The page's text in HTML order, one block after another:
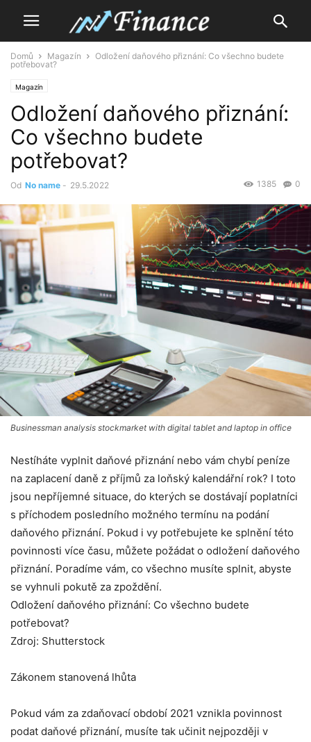
Domů Magazín
Odložení daňového přiznání: Co všechno budete
potřebovat?
Magazín
Odložení daňového přiznání:
Co všechno budete
potřebovat?
Od No name - 29.5.2022 0
1385
Businessman analysis stockmarket with digital tablet and laptop in office
Nestíháte vyplnit daňové přiznání nebo vám chybí peníze
na zaplacení daně z příjmů za loňský kalendářní rok? I toto
jsou nepříjemné situace, do kterých se dostávají poplatníci
s příchodem posledního možného termínu na podání
daňového přiznání. Pokud i vy potřebujete ke splnění této
povinnosti více času, můžete požádat o odložení daňového
přiznání. Poradíme vám, co všechno musíte splnit, abyste
se vyhnuli pokutě za zpoždění.
Odložení daňového přiznání: Co všechno budete
potřebovat?
Zdroj: Shutterstock
Zákonem stanovená lhůta
Pokud vám za zdaňovací období 2021 vznikla povinnost
podat daňové přiznání, musíte tak učinit nejpozději v